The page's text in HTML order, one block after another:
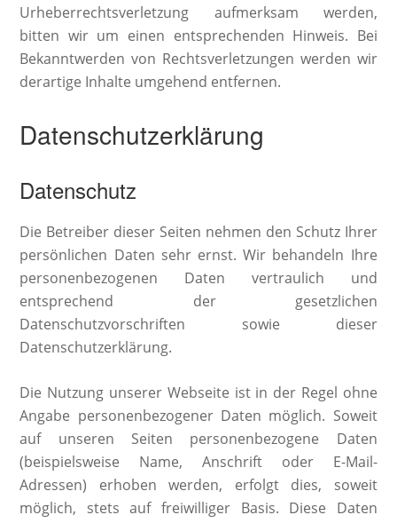
Urheberrechtsverletzung aufmerksam werden,
bitten wir um einen entsprechenden Hinweis. Bei
Bekanntwerden von Rechtsverletzungen werden wir
derartige Inhalte umgehend entfernen.
Datenschutzerklärung
Datenschutz
Die Betreiber dieser Seiten nehmen den Schutz Ihrer
persönlichen Daten sehr ernst. Wir behandeln Ihre
personenbezogenen Daten vertraulich und
entsprechend der gesetzlichen
Datenschutzvorschriften sowie dieser
Datenschutzerklärung.
Die Nutzung unserer Webseite ist in der Regel ohne
Angabe personenbezogener Daten möglich. Soweit
auf unseren Seiten personenbezogene Daten
(beispielsweise Name, Anschrift oder E-Mail-
Adressen) erhoben werden, erfolgt dies, soweit
möglich, stets auf freiwilliger Basis. Diese Daten